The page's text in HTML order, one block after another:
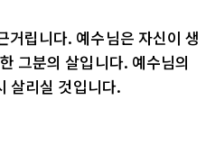
거립니다. 예수님은 자신이 생
그분의 살입니다. 예수님의
살리실 것입니다.